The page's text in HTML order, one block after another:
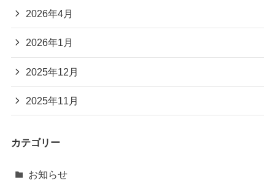
2026年4月
2026年1月
2025年12月
2025年11月
カテゴリー
お知らせ